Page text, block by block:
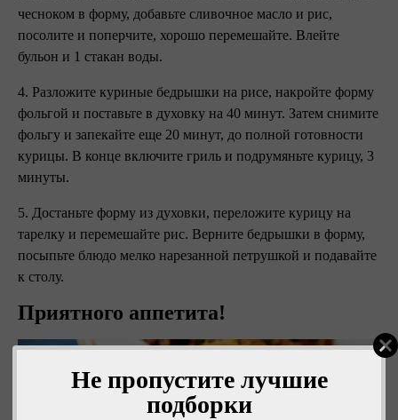
Не пропустите лучшие
подборки
чесноком в форму, добавьте сливочное масло и рис,
посолите и поперчите, хорошо перемешайте. Влейте
бульон и 1 стакан воды.
4. Разложите куриные бедрышки на рисе, накройте форму
фольгой и поставьте в духовку на 40 минут. Затем снимите
фольгу и запекайте еще 20 минут, до полной готовности
курицы. В конце включите гриль и подрумяньте курицу, 3
минуты.
5. Достаньте форму из духовки, переложите курицу на
тарелку и перемешайте рис. Верните бедрышки в форму,
посыпьте блюдо мелко нарезанной петрушкой и подавайте
к столу.
Приятного аппетита!